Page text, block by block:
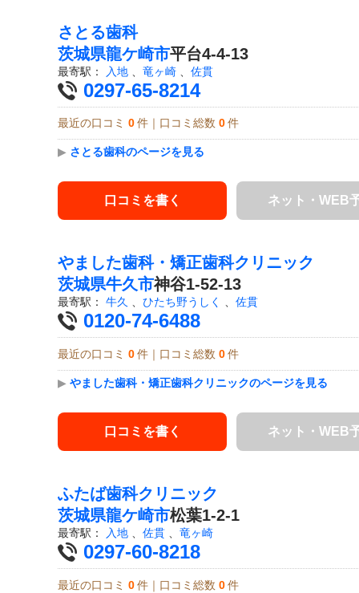
さとる歯科
茨城県龍ケ崎市平台4-4-13
最寄駅： 入地 竜ヶ崎 佐貫
0297-65-8214
最近の口コミ 0 件｜口コミ総数 0 件
▶ さとる歯科のページを見る
口コミを書く ネット・WEB
やました歯科・矯正歯科クリニック
茨城県牛久市神谷1-52-13
最寄駅： 牛久 、 ひたち野うしく 、 佐貫
0120-74-6488
最近の口コミ 0 件｜口コミ総数 0 件
▶ やました歯科・矯正歯科クリニックのページを見る
口コミを書く ネット・WEB
ふたば歯科クリニック
茨城県龍ケ崎市松葉1-2-1
最寄駅： 入地 、 佐貫 、 竜ヶ崎
0297-60-8218
最近の口コミ 0 件｜口コミ総数 0 件